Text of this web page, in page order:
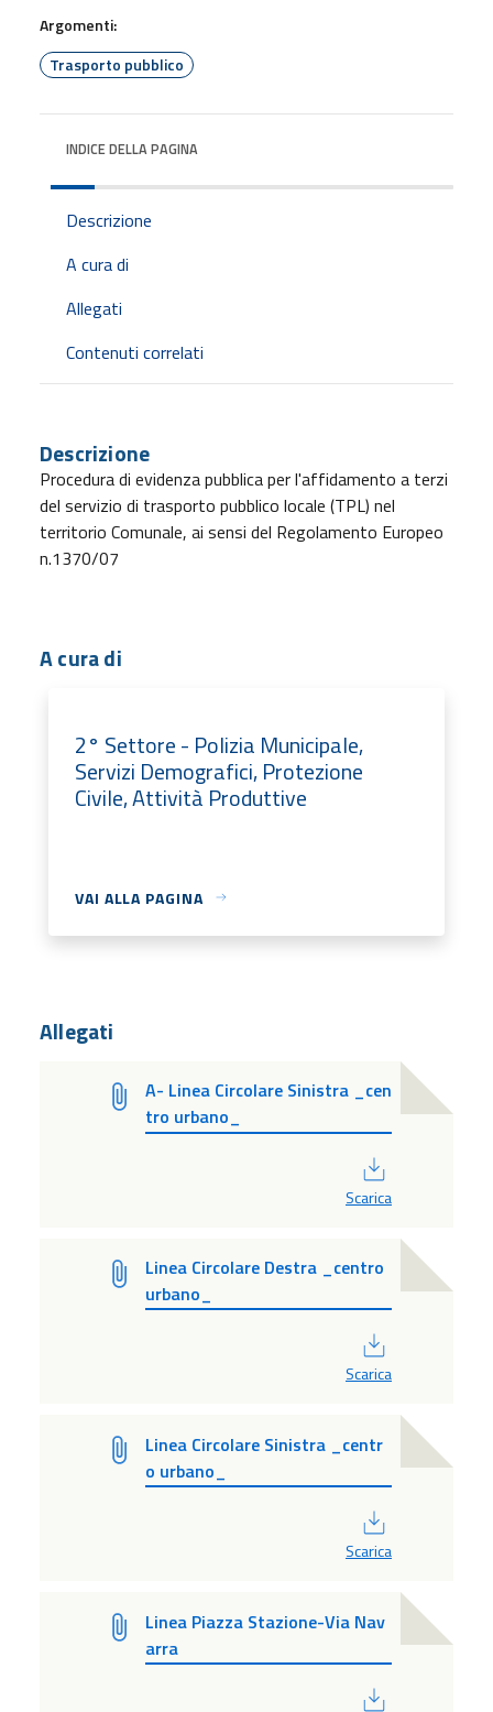
Argomenti:
Trasporto pubblico
INDICE DELLA PAGINA
Descrizione
A cura di
Allegati
Contenuti correlati
Descrizione
Procedura di evidenza pubblica per l'affidamento a terzi
del servizio di trasporto pubblico locale (TPL) nel
territorio Comunale, ai sensi del Regolamento Europeo
n.1370/07
A cura di
2° Settore - Polizia Municipale,
Servizi Demografici, Protezione
Civile, Attività Produttive
VAI ALLA PAGINA
Allegati
A- Linea Circolare Sinistra _cen
tro urbano_
Scarica
Linea Circolare Destra _centro
urbano_
Scarica
Linea Circolare Sinistra _centr
o urbano_
Scarica
Linea Piazza Stazione-Via Nav
arra